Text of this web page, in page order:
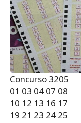
Concurso 3205
01 03 04 07 08
10 12 13 16 17
19 21 23 24 25